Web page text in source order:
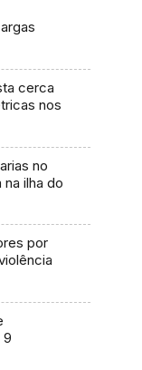
cerca
nos
no
ilha do
por
9